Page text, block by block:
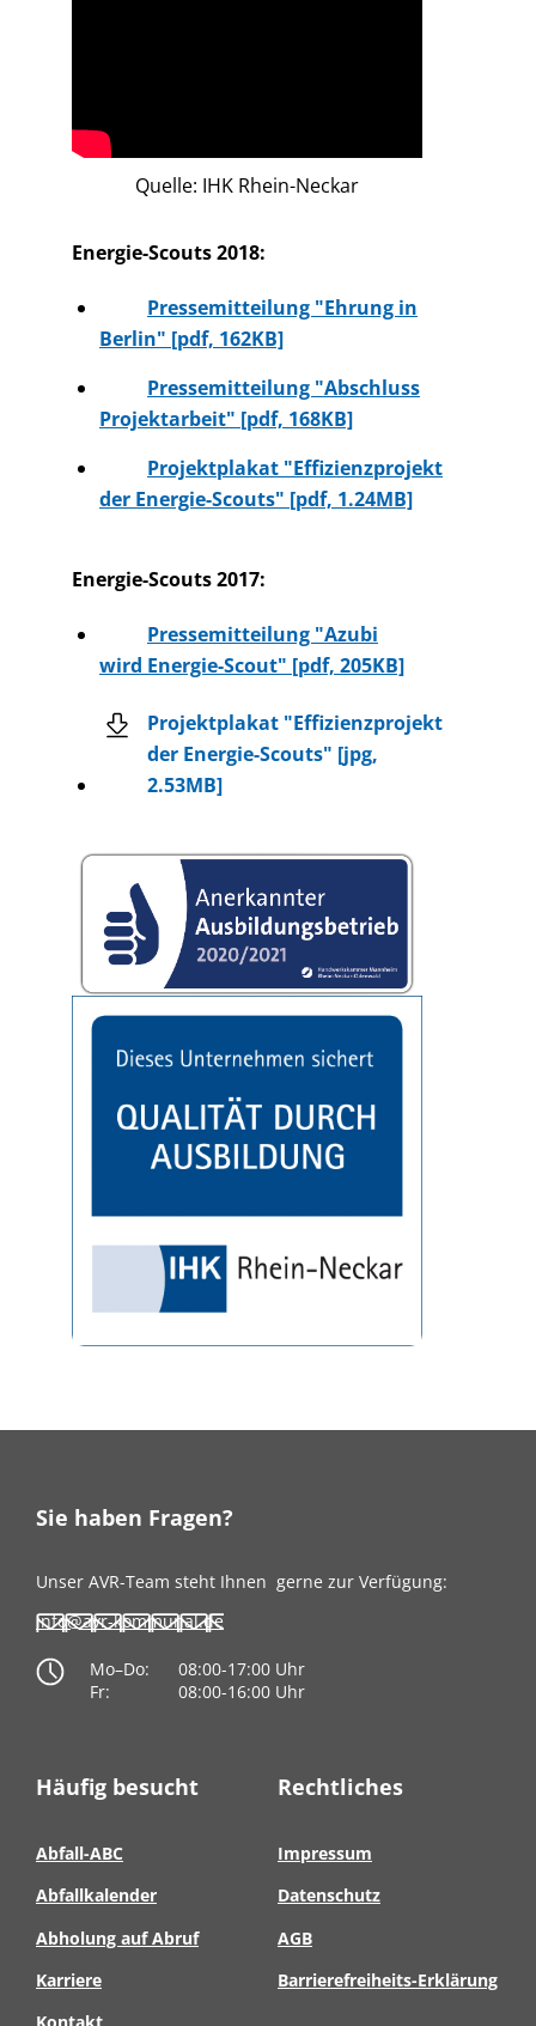
Quelle: IHK Rhein-Neckar
Energie-Scouts 2018:
Pressemitteilung "Ehrung in
Berlin" [pdf, 162KB]
Pressemitteilung "Abschluss
Projektarbeit" [pdf, 168KB]
Projektplakat "Effizienzprojekt
der Energie-Scouts" [pdf, 1.24MB]
Energie-Scouts 2017:
Pressemitteilung "Azubi
wird Energie-Scout" [pdf, 205KB]
Projektplakat "Effizienzprojekt
der Energie-Scouts" [jpg,
2.53MB]
Sie haben Fragen?
Unser AVR-Team steht Ihnen gerne zur Verfügung:
info@avr-kommunal.de
Mo–Do:
08:00-17:00 Uhr
Fr:
08:00-16:00 Uhr
Häufig besucht
Abfall-ABC
Abfallkalender
Abholung auf Abruf
Karriere
Rechtliches
Impressum
Datenschutz
AGB
Barrierefreiheits-Erklärung